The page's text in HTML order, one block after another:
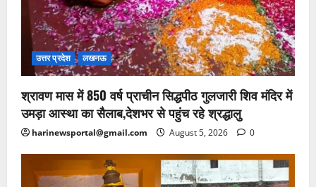
उत्तर प्रदेश लखनऊ
श्रावण मास में 850 वर्ष प्राचीन सिद्धपीठ गुलजारी शिव मंदिर में
उमड़ा आस्था का सैलाब,देशभर से पहुंच रहे श्रद्धालु
harinewsportal@gmail.com August 5, 2026 0